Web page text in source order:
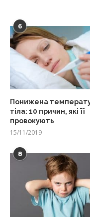
6
Понижена
тіла: 10 причин, які її
провокують
15/11/2019
8